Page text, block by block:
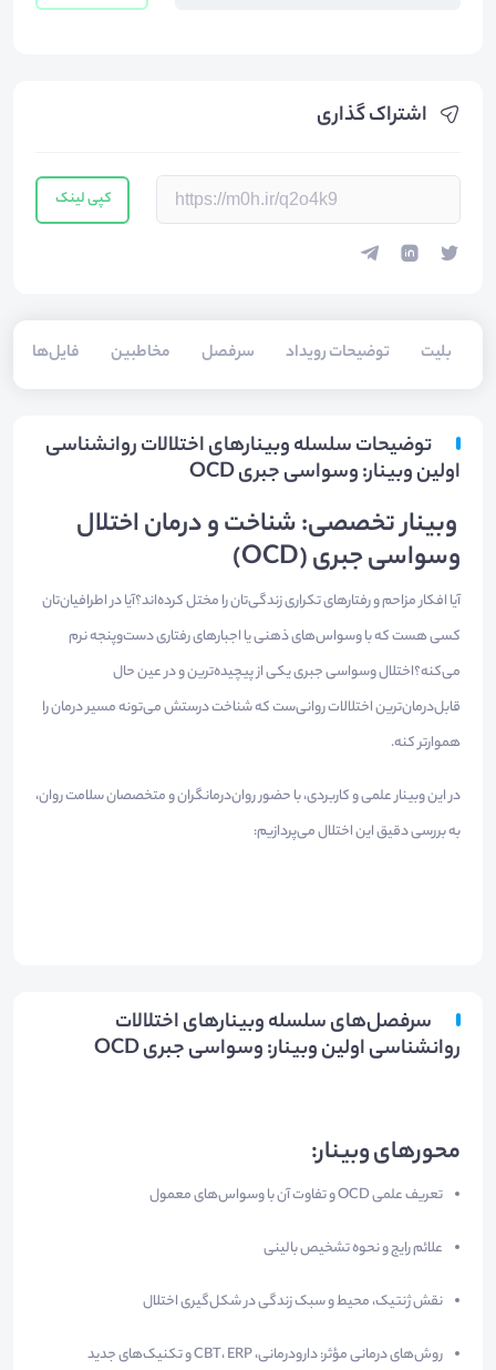
اشتراک گذاری
کپی لینک
بلیت‌ توضیحات رویداد سرفصل مخاطبین فایل‌ها
توضیحات سلسله وبینارهای اختلالات روانشناسی
اولین وبینار: وسواسی جبری OCD
وبینار تخصصی: شناخت و درمان اختلال
وسواسی جبری (OCD)
آیا افکار مزاحم و رفتارهای تکراری زندگی‌تان را مختل کرده‌اند؟آیا در اطرافیان‌تان
کسی هست که با وسواس‌های ذهنی یا اجبارهای رفتاری دست‌وپنجه نرم
می‌کنه؟اختلال وسواسی جبری یکی از پیچیده‌ترین و در عین حال
قابل‌درمان‌ترین اختلالات روانی‌ست که شناخت درستش می‌تونه مسیر درمان را
هموارتر کنه.
در این وبینار علمی و کاربردی، با حضور روان‌درمانگران و متخصصان سلامت روان،
به بررسی دقیق این اختلال می‌پردازیم:
سرفصل‌های سلسله وبینارهای اختلالات
روانشناسی اولین وبینار: وسواسی جبری OCD
محورهای وبینار:
تعریف علمی OCD و تفاوت آن با وسواس‌های معمول
علائم رایج و نحوه تشخیص بالینی
نقش ژنتیک، محیط و سبک زندگی در شکل‌گیری اختلال
روش‌های درمانی مؤثر: دارودرمانی، CBT، ERP و تکنیک‌های جدید